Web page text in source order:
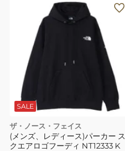
SALE
ザ・ノース・フェイス
(メンズ、レディース)パーカー ス
クエアロゴフーディ NT12333 K